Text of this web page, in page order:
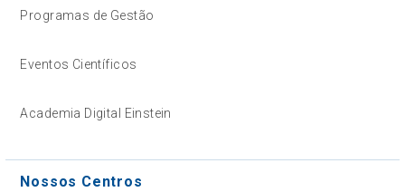
Programas de Gestão
Eventos Científicos
Academia Digital Einstein
Nossos Centros